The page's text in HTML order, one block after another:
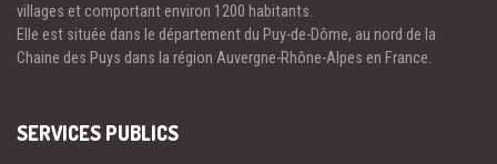
villages et comportant environ 1200 habitants.
Elle est située dans le département du Puy-de-Dôme, au nord de la
Chaine des Puys dans la région Auvergne-Rhône-Alpes en France.
SERVICES PUBLICS